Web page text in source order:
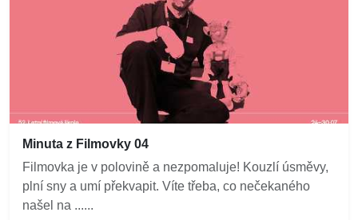
Minuta z Filmovky 04
Filmovka je v polovině a nezpomaluje! Kouzlí úsměvy,
plní sny a umí překvapit. Víte třeba, co nečekaného
našel na ......